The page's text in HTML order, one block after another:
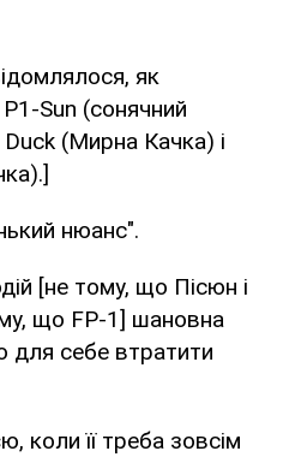
як
Sun (сонячний
(Мирна Качка) і
нюанс".
[не тому, що Пісюн і
що FP-1] шановна
для себе втратити
коли її треба зовсім